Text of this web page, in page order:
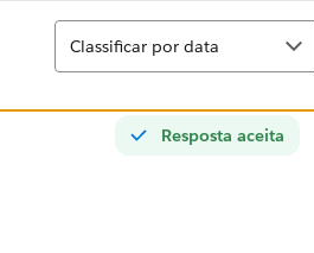
Classificar
Classificar por data
Resposta aceita